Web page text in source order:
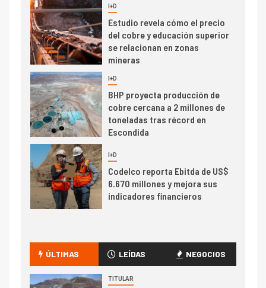
5 I+D
Estudio revela cómo el precio
del cobre y educación superior
se relacionan en zonas
mineras
6 I+D
BHP proyecta producción de
cobre cercana a 2 millones de
toneladas tras récord en
Escondida
I+D
Codelco reporta Ebitda de US$
6.670 millones y mejora sus
indicadores financieros
camión 100% eléctrico para
transportar cátodos al Puerto
de San Antonio
ÚLTIMAS LEÍDAS NEGOCIOS
TITULAR